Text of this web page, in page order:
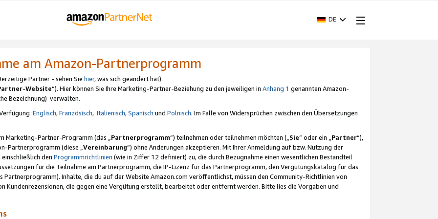
DE
am Amazon-Partnerprogramm
Partner - sehen Sie hier, was sich geändert hat).
Website“). Hier können Sie Ihre Marketing-Partner-Beziehung zu den jeweiligen in Anhang 1 genannten Amazon-
Bezeichnung) verwalten.
:Englisch,Französisch, Italienisch,Spanisch und Polnisch. Im Falle von Widersprüchen zwischen den Übersetzungen
Marketing-Partner-Programm (das „Partnerprogramm“) teilnehmen oder teilnehmen möchten („Sie“ oder ein „Partner“),
Partnerprogramm (diese „Vereinbarung“) ohne Änderungen akzeptieren. Mit Ihrer Anmeldung auf bzw. Nutzung der
den Programmrichtlinien (wie in Ziffer 12 definiert) zu, die durch Bezugnahme einen wesentlichen Bestandteil
für die Teilnahme am Partnerprogramm, die IP-Lizenz für das Partnerprogramm, den Vergütungskatalog für das
Inhalte, die du auf der Website Amazon.com veröffentlichst, müssen den Community-Richtlinien von
Kundenrezensionen, die gegen eine Vergütung erstellt, bearbeitet oder entfernt werden. Bitte lies die Vorgaben und